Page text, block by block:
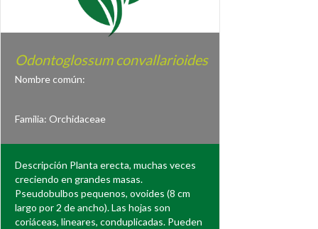
Odontoglossum convallarioides
Nombre común:
Familia: Orchidaceae
Descripción Planta erecta, muchas veces
creciendo en grandes masas.
Pseudobulbos pequenos, ovoides (8 cm
largo por 2 de ancho). Las hojas son
coriáceas, lineares, conduplicadas. Pueden